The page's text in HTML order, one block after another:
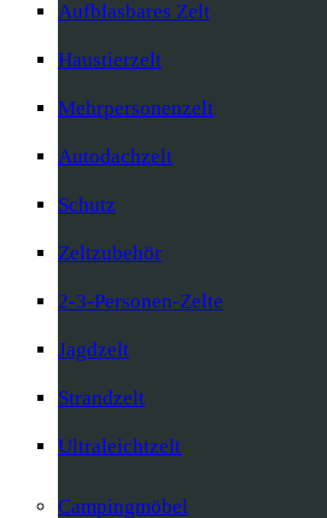
Aufblasbares Zelt
Haustierzelt
Mehrpersonenzelt
Autodachzelt
Schutz
Zeltzubehör
2-3-Personen-Zelte
Jagdzelt
Strandzelt
Ultraleichtzelt
Campingmöbel